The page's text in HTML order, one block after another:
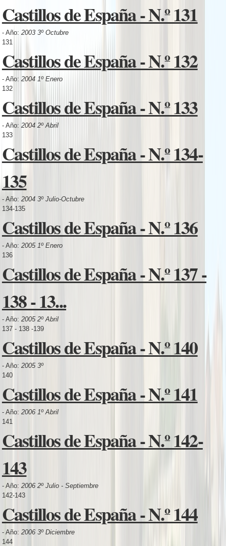
Castillos de España - N.º 131
- Año: 2003 3º Octubre
131
Castillos de España - N.º 132
- Año: 2004 1º Enero
132
Castillos de España - N.º 133
- Año: 2004 2º Abril
133
Castillos de España - N.º 134-
135
- Año: 2004 3º Julio-Octubre
134-135
Castillos de España - N.º 136
- Año: 2005 1º Enero
136
Castillos de España - N.º 137 -
138 - 13...
- Año: 2005 2º Abril
137 - 138 -139
Castillos de España - N.º 140
- Año: 2005 3º
140
Castillos de España - N.º 141
- Año: 2006 1º Abril
141
Castillos de España - N.º 142-
143
- Año: 2006 2º Julio - Septiembre
142-143
Castillos de España - N.º 144
- Año: 2006 3º Diciembre
144